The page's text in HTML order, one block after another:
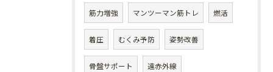
筋力増強 マンツーマン筋トレ 燃活
着圧 むくみ予防 姿勢改善
骨盤サポート 遠赤外線